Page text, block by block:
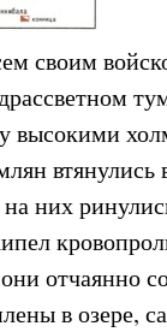
своим
высокими
втянулись
них
отчаянно
в озере,